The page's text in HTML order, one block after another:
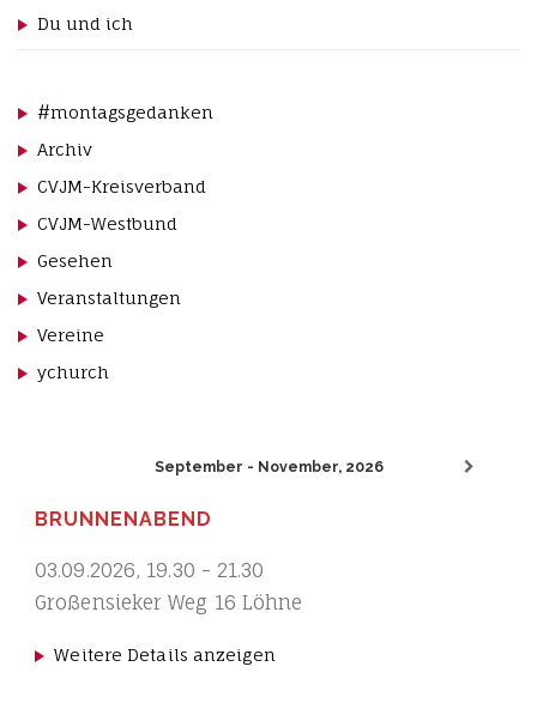
Du und ich
#montagsgedanken
Archiv
CVJM-Kreisverband
CVJM-Westbund
Gesehen
Veranstaltungen
Vereine
ychurch
September - November, 2026
BRUNNENABEND
03.09.2026, 19.30 - 21.30
Großensieker Weg 16 Löhne
Weitere Details anzeigen